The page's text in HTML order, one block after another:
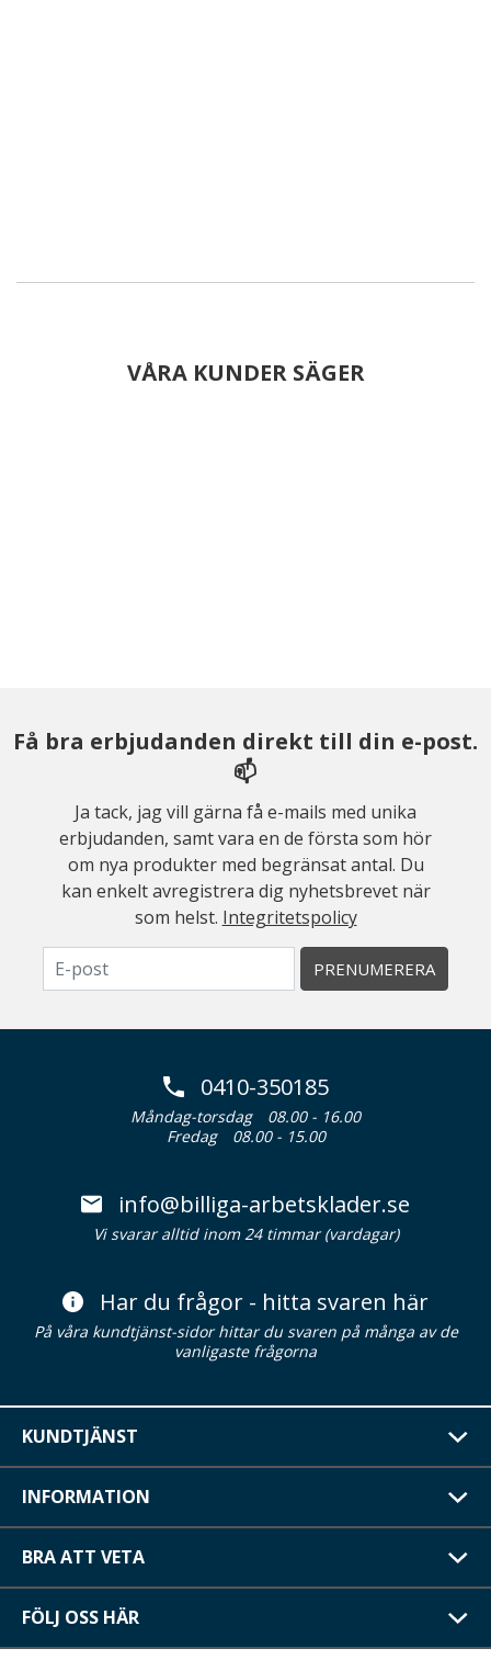
VÅRA KUNDER SÄGER
Få bra erbjudanden direkt till din e-post.
📫
Ja tack, jag vill gärna få e-mails med unika
erbjudanden, samt vara en de första som hör
om nya produkter med begränsat antal. Du
kan enkelt avregistrera dig nyhetsbrevet när
som helst. Integritetspolicy
PRENUMERERA
0410-350185
Måndag-torsdag
08.00 - 16.00
Fredag
08.00 - 15.00
info@billiga-arbetsklader.se
Vi svarar alltid inom 24 timmar (vardagar)
Har du frågor - hitta svaren här
På våra kundtjänst-sidor hittar du svaren på många av de
vanligaste frågorna
KUNDTJÄNST
INFORMATION
BRA ATT VETA
FÖLJ OSS HÄR